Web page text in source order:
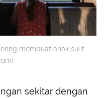
membuat anak sulit
sekitar dengan